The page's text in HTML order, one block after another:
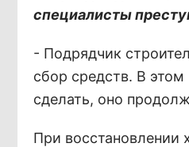
специалисты
- Подрядчик
сбор средств. В
сделать, оно
При восстановлении